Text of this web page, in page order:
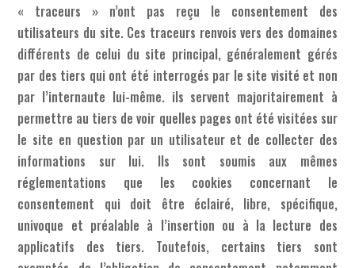
« traceurs » n’ont pas reçu le consentement des
utilisateurs du site. Ces traceurs renvois vers des domaines
différents de celui du site principal, généralement gérés
par des tiers qui ont été interrogés par le site visité et non
par l’internaute lui-même. ils servent majoritairement à
permettre au tiers de voir quelles pages ont été visitées sur
le site en question par un utilisateur et de collecter des
informations sur lui. Ils sont soumis aux mêmes
réglementations que les cookies concernant le
consentement qui doit être éclairé, libre, spécifique,
univoque et préalable à l’insertion ou à la lecture des
applicatifs des tiers. Toutefois, certains tiers sont